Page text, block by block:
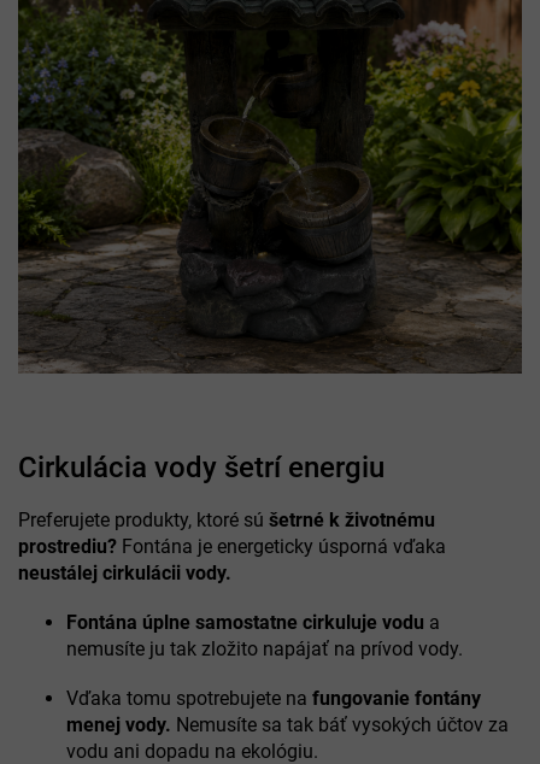
Cirkulácia vody šetrí energiu
Preferujete produkty, ktoré sú šetrné k životnému
prostrediu? Fontána je energeticky úsporná vďaka
neustálej cirkulácii vody.
Fontána úplne samostatne cirkuluje vodu a
nemusíte ju tak zložito napájať na prívod vody.
Vďaka tomu spotrebujete na fungovanie fontány
menej vody. Nemusíte sa tak báť vysokých účtov za
vodu ani dopadu na ekológiu.